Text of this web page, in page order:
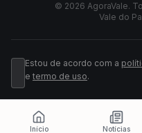
Início Notícias
© 2026 AgoraVale.
Vale do
Estou de acordo com a
e termo de uso.